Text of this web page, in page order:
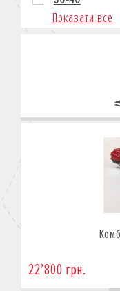
Показати все
22’800 грн.